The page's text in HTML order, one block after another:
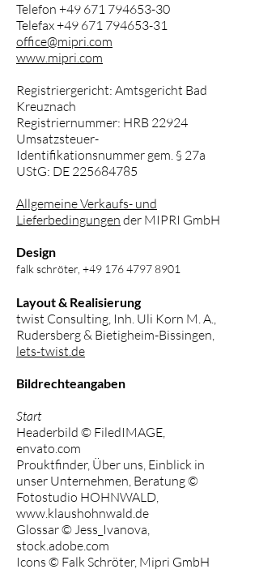
Telefon +49 671 794653-30
Telefax+49 671 794653-31
office@mipri.com
www.mipri.com
Registriergericht: Amtsgericht Bad
Kreuznach
Registriernummer: HRB 22924
Umsatzsteuer-
Identifikationsnummer gem. § 27a
UStG: DE 225684785
Allgemeine Verkaufs- und
Lieferbedingungen der MIPRI GmbH
Design
falk schröter, +49 176 4797 8901
Layout & Realisierung
twist Consulting, Inh. Uli Korn M. A.,
Rudersberg & Bietigheim-Bissingen,
lets-twist.de
Bildrechteangaben
Start
Headerbild © FiledIMAGE,
envato.com
Prouktfinder, Über uns, Einblick in
unser Unternehmen, Beratung ©
Fotostudio HOHNWALD,
www.klaushohnwald.de
Glossar © Jess_Ivanova,
stock.adobe.com
Icons © Falk Schröter, Mipri GmbH